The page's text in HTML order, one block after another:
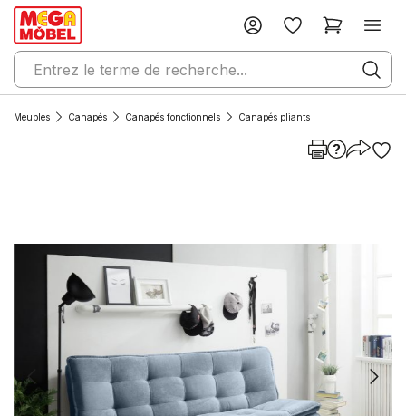
Meubles Canapés Canapés fonctionnels Canapés pliants